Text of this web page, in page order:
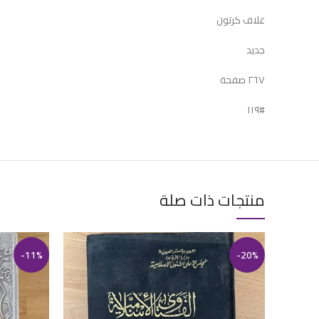
غلاف كرتون
جديد
٢٦٧ صفحة
#١١٩
منتجات ذات صلة
-20%
-11%